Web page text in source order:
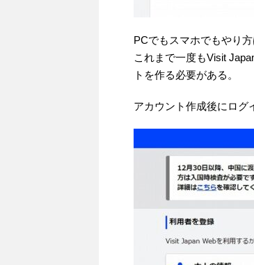
PCでもスマホでもやり方
これまで一度もVisit
トを作る必要がある。
アカウント作成後にログ